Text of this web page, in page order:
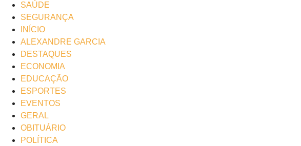
SAÚDE
SEGURANÇA
INÍCIO
ALEXANDRE GARCIA
DESTAQUES
ECONOMIA
EDUCAÇÃO
ESPORTES
EVENTOS
GERAL
OBITUÁRIO
POLÍTICA